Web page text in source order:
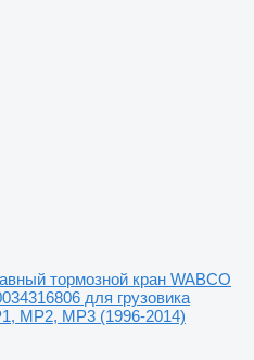
тормозной кран WABCO
для грузовика
MP2, MP3 (1996-2014)